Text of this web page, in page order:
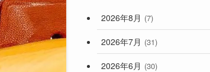
(248)
2026年8月 (7)
2026年7月 (31)
2026年6月 (30)